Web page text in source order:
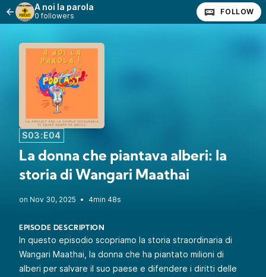
A noi la parola
0 followers FOLLOW
S03:E04
La donna che piantava alberi: la
storia di Wangari Maathai
• 4min 48s
EPISODE DESCRIPTION
In questo episodio scopriamo la storia straordinaria di
Wangari Maathai, la donna che ha piantato milioni di
alberi per salvare il suo paese e difendere i diritti delle